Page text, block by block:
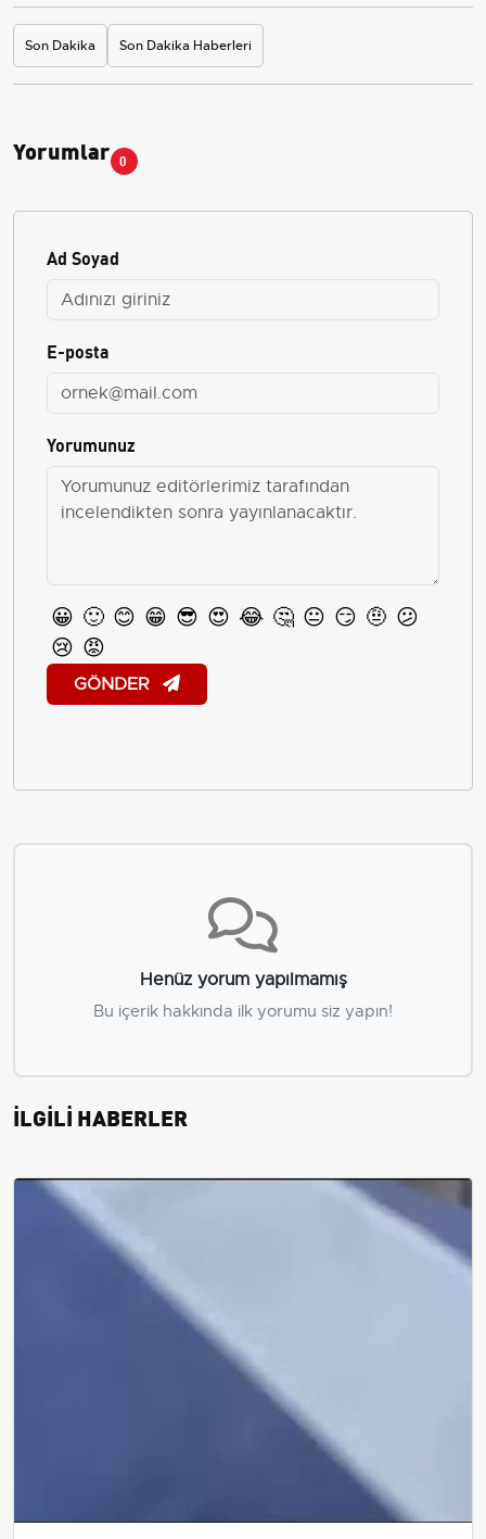
Son Dakika Son Dakika Haberleri
Yorumlar 0
Ad Soyad
E-posta
Yorumunuz
😀 🙂 😊 😁 😎 😍 😂 🤔 😐 😏 🤨 😕
😢 😡
GÖNDER
Henüz yorum yapılmamış
Bu içerik hakkında ilk yorumu siz yapın!
İLGİLİ HABERLER